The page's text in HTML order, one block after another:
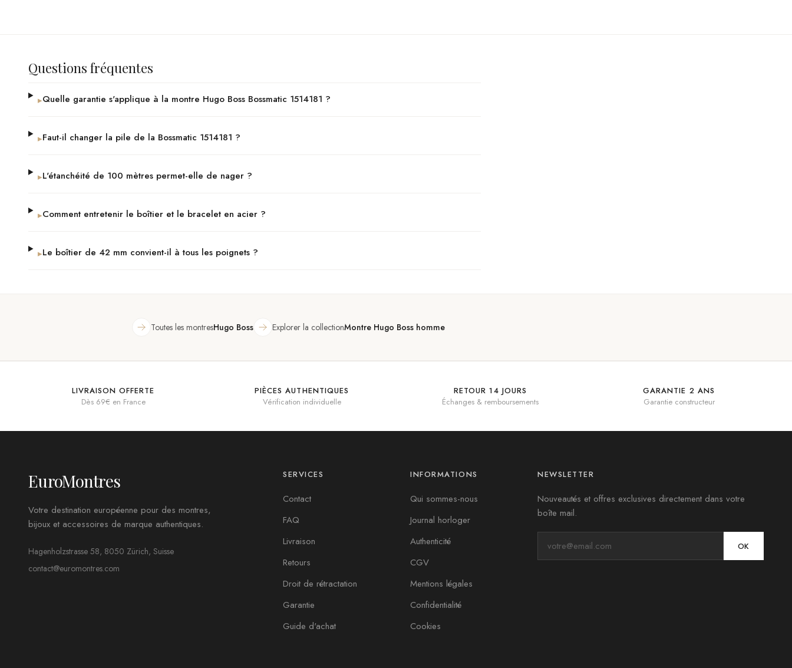
Questions fréquentes
▸Quelle garantie s'applique à la montre Hugo Boss Bossmatic 1514181 ?
▸Faut-il changer la pile de la Bossmatic 1514181 ?
▸L'étanchéité de 100 mètres permet-elle de nager ?
▸Comment entretenir le boîtier et le bracelet en acier ?
▸Le boîtier de 42 mm convient-il à tous les poignets ?
Toutes les montresHugo Boss Explorer la collectionMontre Hugo Boss homme
LIVRAISON OFFERTE
Dès 69€ en France
PIÈCES AUTHENTIQUES
Vérification individuelle
RETOUR 14 JOURS
Échanges & remboursements
GARANTIE 2 ANS
Garantie constructeur
EuroMontres
Votre destination européenne pour des montres,
bijoux et accessoires de marque authentiques.
Hagenholzstrasse 58, 8050 Zürich, Suisse
contact@euromontres.com
SERVICES
Contact
FAQ
Livraison
Retours
Droit de rétractation
Garantie
Guide d'achat
INFORMATIONS
Qui sommes-nous
Journal horloger
Authenticité
CGV
Mentions légales
Confidentialité
Cookies
NEWSLETTER
Nouveautés et offres exclusives directement dans votre
boîte mail.
OK